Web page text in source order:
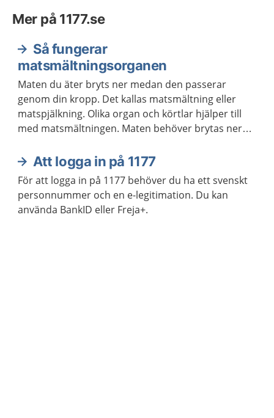
Mer på 1177.se
Så fungerar
matsmältningsorganen
Maten du äter bryts ner medan den passerar
genom din kropp. Det kallas matsmältning eller
matspjälkning. Olika organ och körtlar hjälper till
med matsmältningen. Maten behöver brytas ner
maten innehåller.
Att logga in på 1177
För att logga in på 1177 behöver du ha ett svenskt
personnummer och en e-legitimation. Du kan
använda BankID eller Freja+.